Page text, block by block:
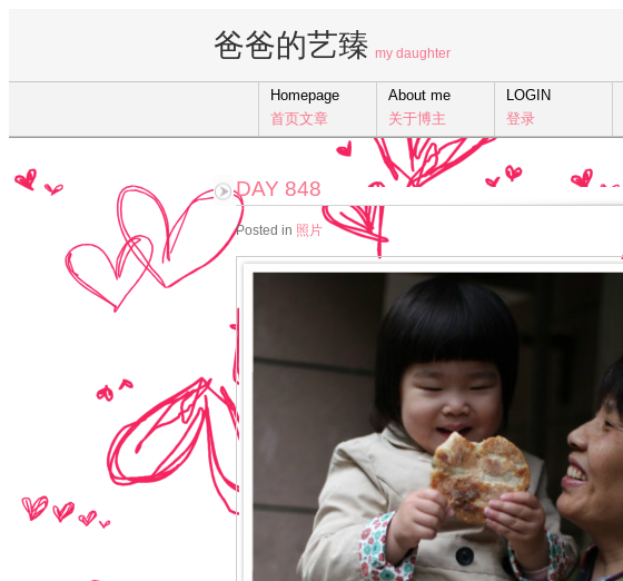
爸爸的艺臻 my daughter
Homepage
首页文章
About me
关于博主
LOGIN
登录
DAY 848
Posted in 照片